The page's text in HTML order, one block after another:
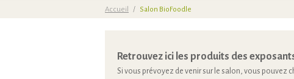
Accueil / Salon BioFoodle
Retrouvez ici les produits des
Si vous prévoyez de venir sur le salon, vous pouvez